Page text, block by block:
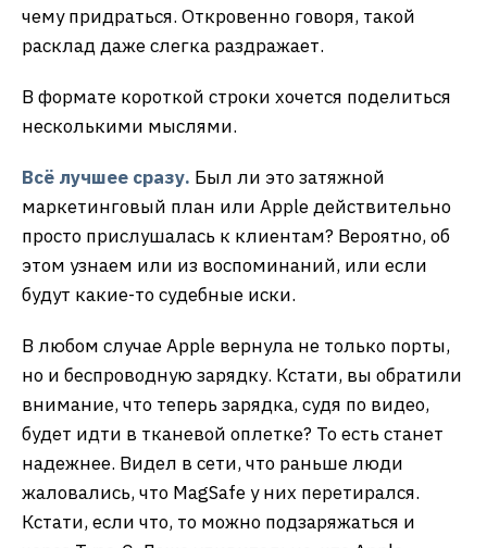
чему придраться. Откровенно говоря, такой
расклад даже слегка раздражает.
В формате короткой строки хочется поделиться
несколькими мыслями.
Всё лучшее сразу. Был ли это затяжной
маркетинговый план или Apple действительно
просто прислушалась к клиентам? Вероятно, об
этом узнаем или из воспоминаний, или если
будут какие-то судебные иски.
В любом случае Apple вернула не только порты,
но и беспроводную зарядку. Кстати, вы обратили
внимание, что теперь зарядка, судя по видео,
будет идти в тканевой оплетке? То есть станет
надежнее. Видел в сети, что раньше люди
жаловались, что MagSafe у них перетирался.
Кстати, если что, то можно подзаряжаться и